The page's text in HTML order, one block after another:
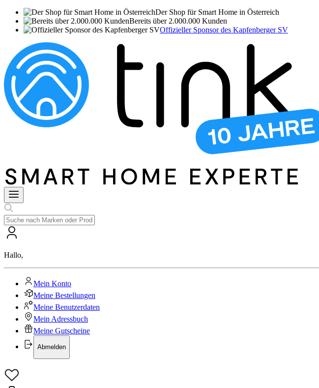
Der Shop für Smart Home in Österreich
Bereits über 2.000.000 Kunden
Offizieller Sponsor des Kapfenberger SV
Hallo,
Mein Konto
Meine Bestellungen
Meine Benutzerdaten
Mein Adressbuch
Meine Gutscheine
Abmelden